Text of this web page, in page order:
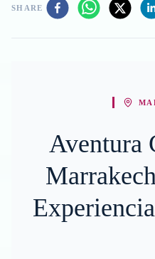
SHARE
Aventura